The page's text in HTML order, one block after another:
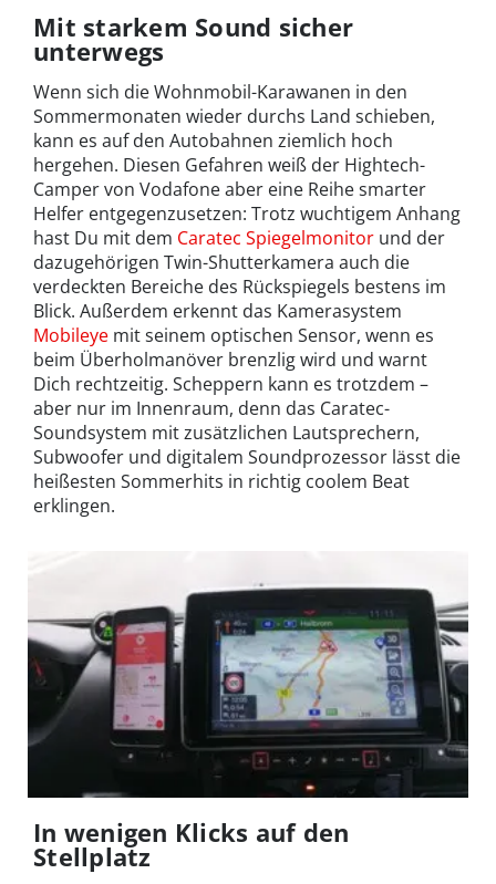
Mit starkem Sound sicher
unterwegs
Wenn sich die Wohnmobil-Karawanen in den
Sommermonaten wieder durchs Land schieben,
kann es auf den Autobahnen ziemlich hoch
hergehen. Diesen Gefahren weiß der Hightech-
Camper von Vodafone aber eine Reihe smarter
Helfer entgegenzusetzen: Trotz wuchtigem Anhang
hast Du mit dem Caratec Spiegelmonitor und der
dazugehörigen Twin-Shutterkamera auch die
verdeckten Bereiche des Rückspiegels bestens im
Blick. Außerdem erkennt das Kamerasystem
Mobileye mit seinem optischen Sensor, wenn es
beim Überholmanöver brenzlig wird und warnt
Dich rechtzeitig. Scheppern kann es trotzdem –
aber nur im Innenraum, denn das Caratec-
Soundsystem mit zusätzlichen Lautsprechern,
Subwoofer und digitalem Soundprozessor lässt die
heißesten Sommerhits in richtig coolem Beat
erklingen.
In wenigen Klicks auf den
Stellplatz